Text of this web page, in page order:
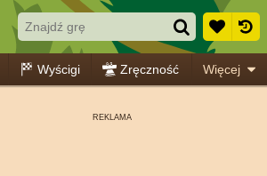
Wyścigi Zręczność Więcej